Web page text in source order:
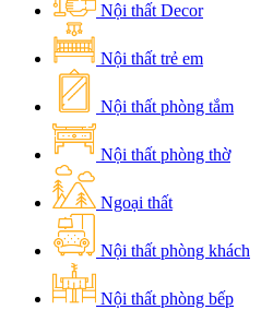
Nội thất Decor
Nội thất trẻ em
Nội thất phòng tắm
Nội thất phòng thờ
Ngoại thất
Nội thất phòng khách
Nội thất phòng bếp